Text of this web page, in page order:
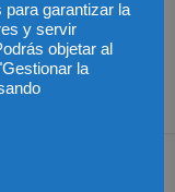
perversión,
cargando el coste
de la seguridad
para garantizar la
y servir
objetar al
la